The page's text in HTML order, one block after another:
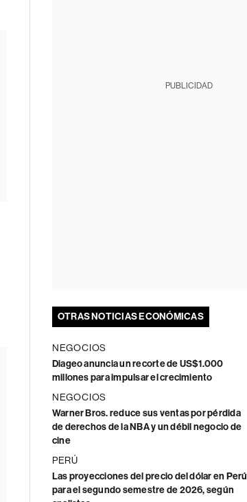
PUBLICIDAD
OTRAS NOTICIAS ECONÓMICAS
NEGOCIOS
Diageo anuncia un recorte de US$1.000
millones para impulsar el crecimiento
NEGOCIOS
Warner Bros. reduce sus ventas por pérdida
de derechos de la NBA y un débil negocio de
cine
PERÚ
Las proyecciones del precio del dólar en Perú
para el segundo semestre de 2026, según